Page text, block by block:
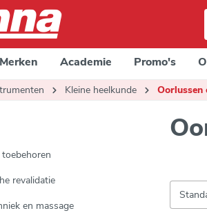
naar de hoofdnavigatie
Merken Academie Promo's
Kleine heelkunde Oorlussen
revalidatie
en massage